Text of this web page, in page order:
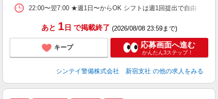
22:00〜翌7:00 ★週1日〜からOK シフトは週1回提出で自由（強
あと 1日 で掲載終了 (2026/08/08 23:59まで)
キープ 応募画面へ進む
かんたん3ステップ！
シンテイ警備株式会社 新宿支社 の他の求人をみる